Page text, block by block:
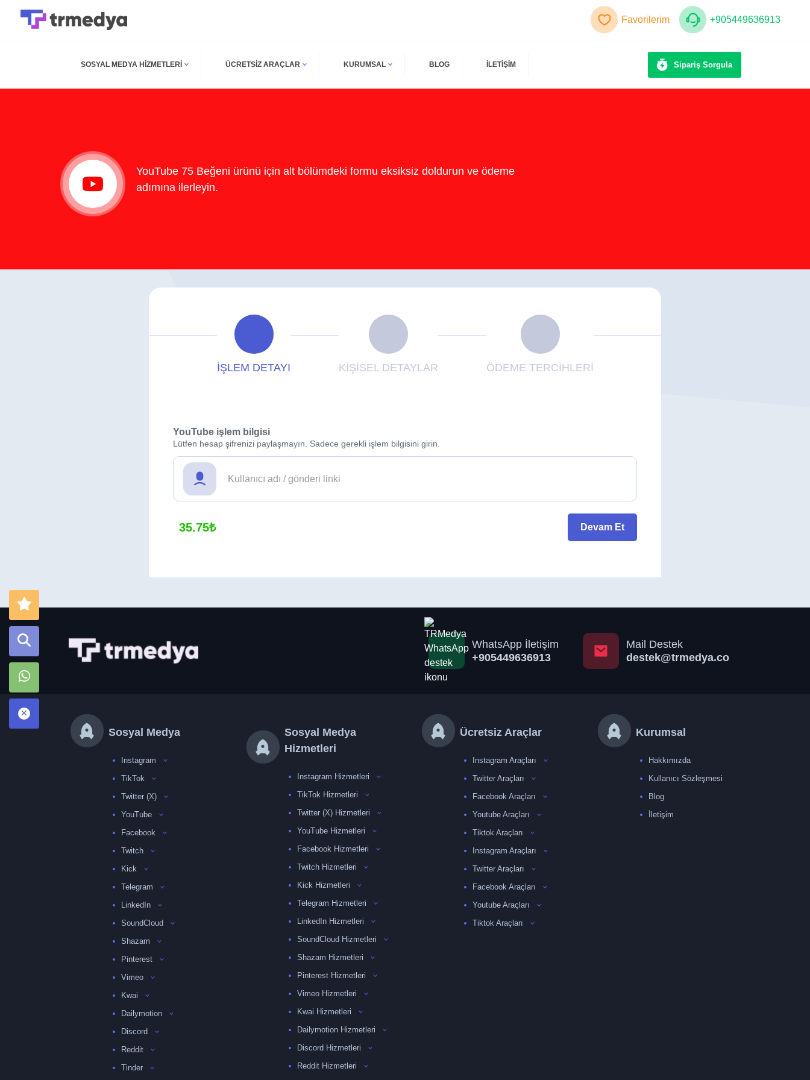
Favorilerim +905449636913
SOSYAL MEDYA HIZMETLERI ÜCRETSIZ ARAÇLAR KURUMSAL BLOG İLETİŞİM Sipariş Sorgula
YouTube 75 Beğeni ürünü için alt bölümdeki formu eksiksiz doldurun ve ödeme
adımına ilerleyin.
İŞLEM DETAYI KİŞİSEL DETAYLAR ÖDEME TERCİHLERİ
YouTube işlem bilgisi
Lütfen hesap şifrenizi paylaşmayın. Sadece gerekli işlem bilgisini girin.
35.75₺ Devam Et
WhatsApp İletişim
+905449636913
Mail Destek
destek@trmedya.co
Sosyal Medya
Instagram
TikTok
Twitter (X)
YouTube
Facebook
Twitch
Kick
Telegram
LinkedIn
SoundCloud
Shazam
Pinterest
Vimeo
Kwai
Dailymotion
Discord
Reddit
Tinder
Sosyal Medya
Hizmetleri
Instagram Hizmetleri
TikTok Hizmetleri
Twitter (X) Hizmetleri
YouTube Hizmetleri
Facebook Hizmetleri
Twitch Hizmetleri
Kick Hizmetleri
Telegram Hizmetleri
LinkedIn Hizmetleri
SoundCloud Hizmetleri
Shazam Hizmetleri
Pinterest Hizmetleri
Vimeo Hizmetleri
Kwai Hizmetleri
Dailymotion Hizmetleri
Discord Hizmetleri
Reddit Hizmetleri
Ücretsiz Araçlar
Instagram Araçları
Twitter Araçları
Facebook Araçları
Youtube Araçları
Tiktok Araçları
Instagram Araçları
Twitter Araçları
Facebook Araçları
Youtube Araçları
Tiktok Araçları
Kurumsal
Hakkımızda
Kullanıcı Sözleşmesi
Blog
İletişim